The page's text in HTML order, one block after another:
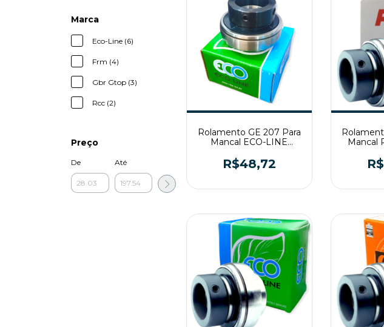
Marca
Eco-Line (6)
Frm (4)
Gbr Gtop (3)
Rcc (2)
Preço
De Até
Rolamento GE 207 Para
Mancal ECO-LINE
R$48,72
Mancal